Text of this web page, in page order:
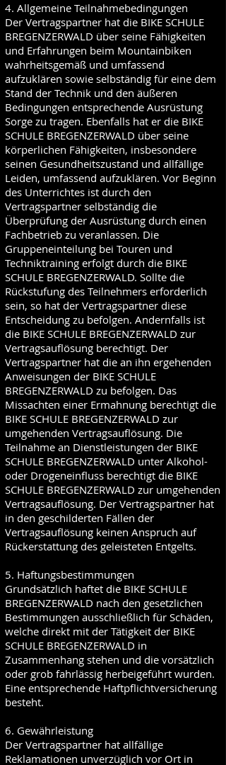
4. Allgemeine Teilnahmebedingungen
Der Vertragspartner hat die BIKE SCHULE
BREGENZERWALD über seine Fähigkeiten
und Erfahrungen beim Mountainbiken
wahrheitsgemäß und umfassend
aufzuklären sowie selbständig für eine dem
Stand der Technik und den äußeren
Bedingungen entsprechende Ausrüstung
Sorge zu tragen. Ebenfalls hat er die BIKE
SCHULE BREGENZERWALD über seine
körperlichen Fähigkeiten, insbesondere
seinen Gesundheitszustand und allfällige
Leiden, umfassend aufzuklären. Vor Beginn
des Unterrichtes ist durch den
Vertragspartner selbständig die
Überprüfung der Ausrüstung durch einen
Fachbetrieb zu veranlassen. Die
Gruppeneinteilung bei Touren und
Techniktraining erfolgt durch die BIKE
SCHULE BREGENZERWALD. Sollte die
Rückstufung des Teilnehmers erforderlich
sein, so hat der Vertragspartner diese
Entscheidung zu befolgen. Andernfalls ist
die BIKE SCHULE BREGENZERWALD zur
Vertragsauflösung berechtigt. Der
Vertragspartner hat die an ihn ergehenden
Anweisungen der BIKE SCHULE
BREGENZERWALD zu befolgen. Das
Missachten einer Ermahnung berechtigt die
BIKE SCHULE BREGENZERWALD zur
umgehenden Vertragsauflösung. Die
Teilnahme an Dienstleistungen der BIKE
SCHULE BREGENZERWALD unter Alkohol-
oder Drogeneinfluss berechtigt die BIKE
SCHULE BREGENZERWALD zur umgehenden
Vertragsauflösung. Der Vertragspartner hat
in den geschilderten Fällen der
Vertragsauflösung keinen Anspruch auf
Rückerstattung des geleisteten Entgelts.
5. Haftungsbestimmungen
Grundsätzlich haftet die BIKE SCHULE
BREGENZERWALD nach den gesetzlichen
Bestimmungen ausschließlich für Schäden,
welche direkt mit der Tätigkeit der BIKE
SCHULE BREGENZERWALD in
Zusammenhang stehen und die vorsätzlich
oder grob fahrlässig herbeigeführt wurden.
Eine entsprechende Haftpflichtversicherung
besteht.
6. Gewährleistung
Der Vertragspartner hat allfällige
Reklamationen unverzüglich vor Ort in